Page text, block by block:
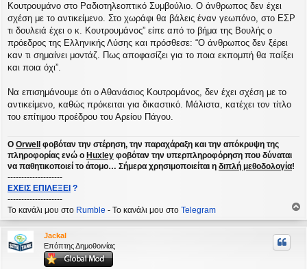
Κουτρουμάνο στο Ραδιοτηλεοπτικό Συμβούλιο. Ο άνθρωπος δεν έχει
σχέση με το αντικείμενο. Στο χωράφι θα βάλεις έναν γεωπόνο, στο ΕΣΡ
τι δουλειά έχει ο κ. Κουτρουμάνος” είπε από το βήμα της Βουλής ο
πρόεδρος της Ελληνικής Λύσης και πρόσθεσε: “Ο άνθρωπος δεν ξέρει
καν τι σημαίνει μοντάζ. Πως αποφασίζει για το ποια εκπομπή θα παίξει
και ποια όχι”.
Να επισημάνουμε ότι ο Αθανάσιος Κουτρομάνος, δεν έχει σχέση με το
αντικείμενο, καθώς πρόκειται για δικαστικό. Μάλιστα, κατέχει τον τίτλο
του επίτιμου προέδρου του Αρείου Πάγου.
Ο Orwell φοβόταν την στέρηση, την παραχάραξη και την απόκρυψη της
πληροφορίας ενώ ο Huxley φοβόταν την υπερπληροφόρηση που δύναται
να παθητικοποιεί το άτομο… Σήμερα χρησιμοποιείται η διπλή μεθοδολογία!
--------------------
ΕΧΕΙΣ ΕΠΙΛΕΞΕΙ ?
--------------------
Το κανάλι μου στο Rumble - Το κανάλι μου στο Telegram
ρ
Jackal
Επόπτης Δημοθοινίας